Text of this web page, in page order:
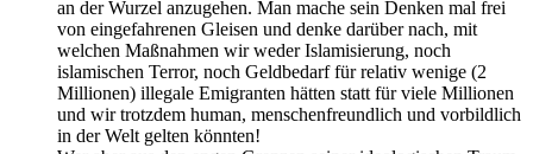
an der Wurzel anzugehen. Man mache sein Denken mal frei
von eingefahrenen Gleisen und denke darüber nach, mit
welchen Maßnahmen wir weder Islamisierung, noch
islamischen Terror, noch Geldbedarf für relativ wenige (2
Millionen) illegale Emigranten hätten statt für viele Millionen
und wir trotzdem human, menschenfreundlich und vorbildlich
in der Welt gelten könnten!